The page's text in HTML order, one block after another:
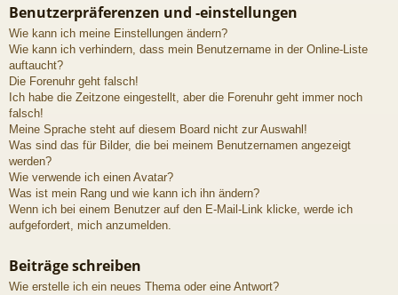
Benutzerpräferenzen und -einstellungen
Wie kann ich meine Einstellungen ändern?
Wie kann ich verhindern, dass mein Benutzername in der Online-Liste
auftaucht?
Die Forenuhr geht falsch!
Ich habe die Zeitzone eingestellt, aber die Forenuhr geht immer noch
falsch!
Meine Sprache steht auf diesem Board nicht zur Auswahl!
Was sind das für Bilder, die bei meinem Benutzernamen angezeigt
werden?
Wie verwende ich einen Avatar?
Was ist mein Rang und wie kann ich ihn ändern?
Wenn ich bei einem Benutzer auf den E-Mail-Link klicke, werde ich
aufgefordert, mich anzumelden.
Beiträge schreiben
Wie erstelle ich ein neues Thema oder eine Antwort?